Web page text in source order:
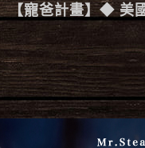
【寵爸計畫】◆ 美